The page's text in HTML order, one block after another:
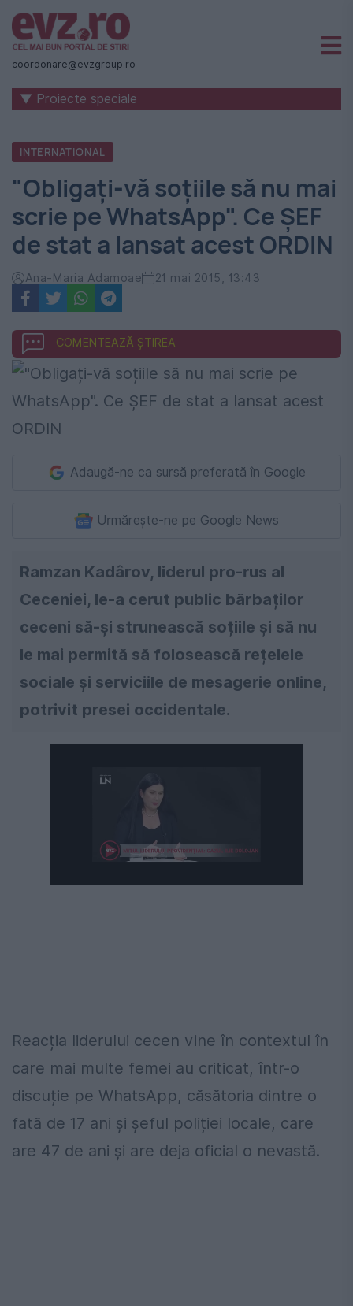
Știri
naționale
internaționale
România
-
Evenimentul
Zilei
coordonare@evzgroup.ro
▼ Proiecte speciale
INTERNATIONAL
"Obligați-vă soțiile să nu mai
scrie pe WhatsApp". Ce ȘEF
de stat a lansat acest ORDIN
Ana-Maria Adamoae 21 mai 2015, 13:43
COMENTEAZĂ ȘTIREA
Adaugă-ne ca sursă preferată în Google
Urmărește-ne pe Google News
Ramzan Kadârov, liderul pro-rus al
Ceceniei, le-a cerut public bărbaților
ceceni să-și strunească soțiile și să nu
le mai permită să folosească rețelele
sociale și serviciile de mesagerie online,
potrivit presei occidentale.
Reacția liderului cecen vine în contextul în
care mai multe femei au criticat, într-o
discuție pe WhatsApp, căsătoria dintre o
fată de 17 ani și șeful poliției locale, care
are 47 de ani și are deja oficial o nevastă.